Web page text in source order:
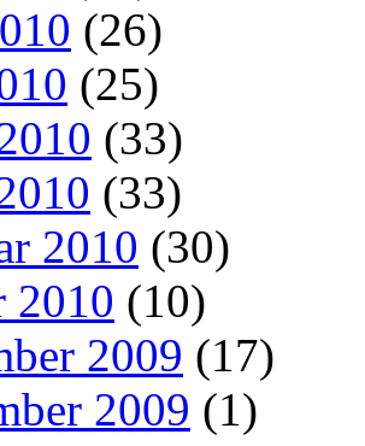
(26)
(25)
(33)
(33)
2010 (30)
2010 (10)
2009 (17)
2009 (1)